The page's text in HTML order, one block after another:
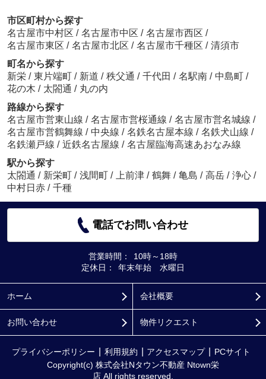
市区町村から探す
名古屋市中村区 / 名古屋市中区 / 名古屋市西区 /
名古屋市東区 / 名古屋市北区 / 名古屋市千種区 / 清須市
町名から探す
新栄 / 東片端町 / 新道 / 秩父通 / 千代田 / 名駅南 / 中島町 /
花の木 / 太閤通 / 丸の内
路線から探す
名古屋市営東山線 / 名古屋市営桜通線 / 名古屋市営名城線 /
名古屋市営鶴舞線 / 中央線 / 名鉄名古屋本線 / 名鉄犬山線 /
名鉄瀬戸線 / 近鉄名古屋線 / 名古屋臨海高速あおなみ線
駅から探す
太閤通 / 新栄町 / 浅間町 / 上前津 / 鶴舞 / 亀島 / 高岳 / 浄心 /
中村日赤 / 千種
電話でお問い合わせ
営業時間：
10時～18時
定休日：
年末年始 水曜日
ホーム 会社概要
お問い合わせ 物件リクエスト
プライバシーポリシー 利用規約 アクセスマップ
PCサイト
Copyright(c) 株式会社Nタウン不動産 Ntown栄
店 All rights reserved.